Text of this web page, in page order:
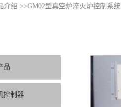
介绍 >>GM02型真空炉淬火炉控制系统
品
控制器